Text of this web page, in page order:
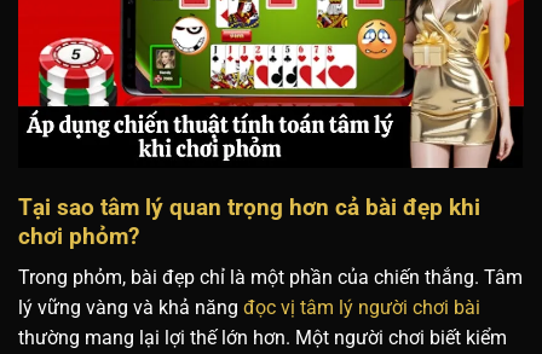
Tại sao tâm lý quan trọng hơn cả bài đẹp khi
chơi phỏm?
Trong phỏm, bài đẹp chỉ là một phần của chiến thắng. Tâm
lý vững vàng và khả năng đọc vị tâm lý người chơi bài
thường mang lại lợi thế lớn hơn. Một người chơi biết kiểm